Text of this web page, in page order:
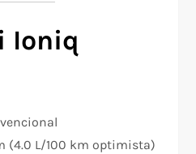
Ioniq
(4.0 L/100 km optimista)​